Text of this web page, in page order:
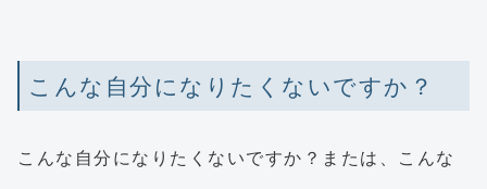
こんな自分になりたくないですか？
こんな自分になりたくないですか？または、こんな